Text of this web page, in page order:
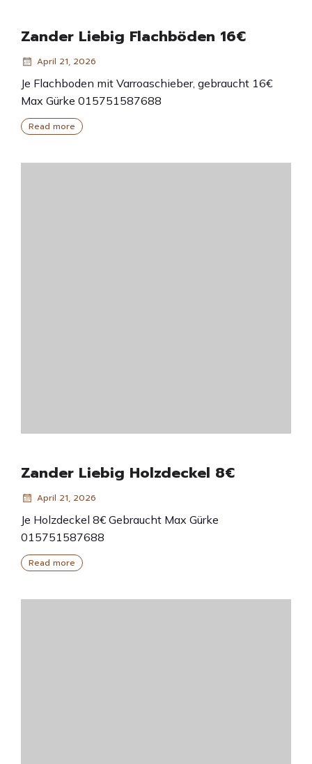
Zander Liebig Flachböden 16€
April 21, 2026
Je Flachboden mit Varroaschieber, gebraucht 16€
Max Gürke 015751587688
Read more
Zander Liebig Holzdeckel 8€
April 21, 2026
Je Holzdeckel 8€ Gebraucht Max Gürke
015751587688
Read more